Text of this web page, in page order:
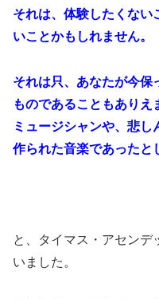
それは、体験したくない
いことかもしれません。
それは只、あなたが今保
ものであることもあり
ミュージシャンや、悲
作られた音楽であったと
と、タイマス・アセンデ
いました。